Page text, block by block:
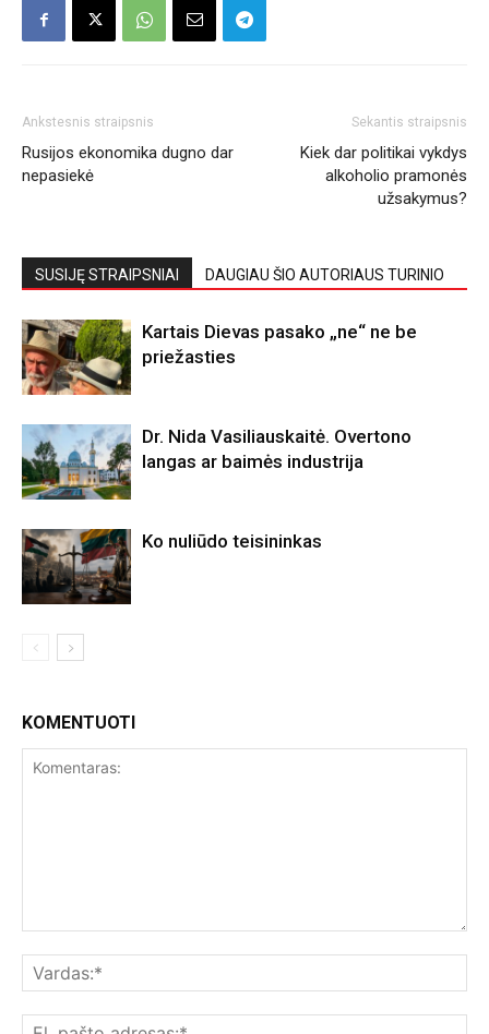
Ankstesnis straipsnis
Rusijos ekonomika dugno dar
nepasiekė
Sekantis straipsnis
Kiek dar politikai vykdys
alkoholio pramonės
užsakymus?
SUSIJĘ STRAIPSNIAI DAUGIAU ŠIO AUTORIAUS TURINIO
Kartais Dievas pasako „ne“ ne be
priežasties
Dr. Nida Vasiliauskaitė. Overtono
langas ar baimės industrija
Ko nuliūdo teisininkas
KOMENTUOTI